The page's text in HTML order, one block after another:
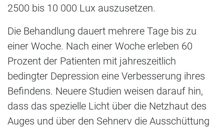
2500 bis 10 000 Lux auszusetzen.
Die Behandlung dauert mehrere Tage bis zu
einer Woche. Nach einer Woche erleben 60
Prozent der Patienten mit jahreszeitlich
bedingter Depression eine Verbesserung ihres
Befindens. Neuere Studien weisen darauf hin,
dass das spezielle Licht über die Netzhaut des
Auges und über den Sehnerv die Ausschüttung